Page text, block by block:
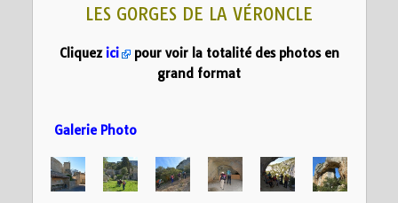
LES GORGES DE LA VÉRONCLE
Cliquezici
pour voir la totalité des photos en
grand format
Galerie Photo